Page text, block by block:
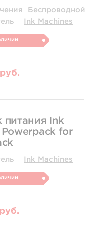
Беспроводной
Ink Machines
руб.
питания Ink
Powerpack for
Ink Machines
руб.